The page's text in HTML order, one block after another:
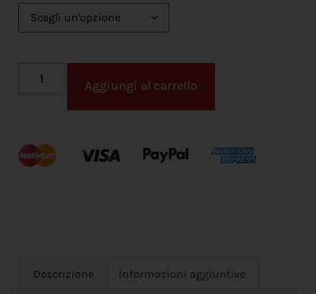
Aggiungi al carrello
Descrizione Informazioni aggiuntive